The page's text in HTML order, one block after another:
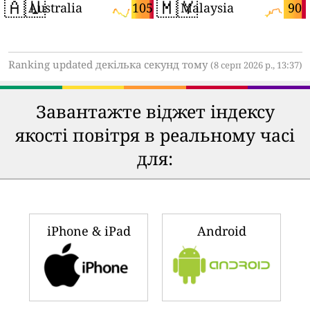
🇦🇺 105
Australia 🇲🇾 90
Malaysia
Ranking updated декілька секунд тому(8 серп 2026 р., 13:37)
Завантажте віджет індексу
якості повітря в реальному часі
для:
iPhone & iPad Android